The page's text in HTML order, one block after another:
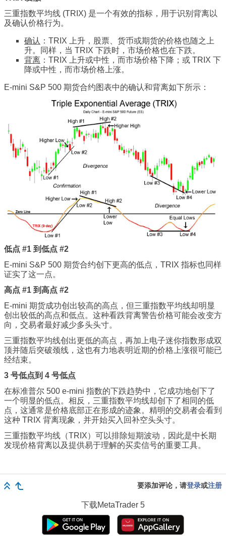
三重指数平均线 (TRIX) 是一个有效的指标，用于识别背离以
及确认价格行为。
确认 ：TRIX 上升，股票、货币或期货的价格也随之上
升。同样，当 TRIX 下跌时，市场价格也在下跌。
背离 ：TRIX 上升或中性，而市场价格下降；或 TRIX 下
降或中性，而市场价格上涨。
E-mini S&P 500 期货合约图表中的确认和背离如下所示：
低点 #1 到低点 #2
E-mini S&P 500 期货合约创下更高的低点，TRIX 指标也同样
证实了这一点。
高点 #1 到高点 #2
E-mini 期货成功创出较高的高点，但三重指数平均线却明显
创出较低的高点和低点。这种看跌背离警告价格可能会改变方
向，交易者最好减少多头头寸。
三重指数平均线创出更低的高点，再加上电子迷你指数形成双
顶并随后突破颈线，这也有力地表明近期的价格上涨很可能已
经结束。
3 号低点到 4 号低点
在标准普尔 500 e-mini 指数的下跌趋势中，它成功地创下了
一个明显的低点。相反，三重指数平均线却创下了相同的低
点，这通常是价格底部正在形成的迹象。精明的交易者会看到
这种 TRIX 背离现象，并开始买入回补空头头寸。
三重指数平均线（TRIX）可以排除短期波动，因此是中长期
发现价格背离以及提供易于理解的买卖信号的重要工具。
要添加评论，请登录或注册
下载MetaTrader 5